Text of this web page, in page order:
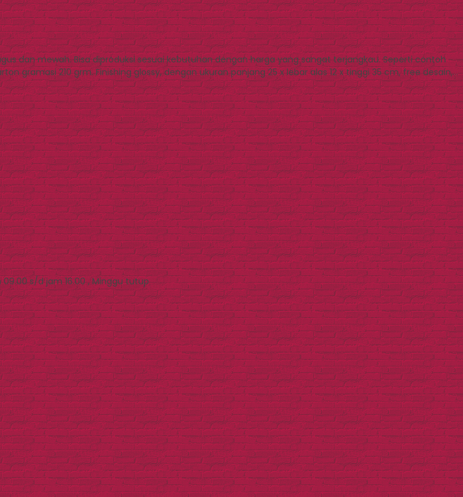
dan mewah. Bisa diproduksi sesuai kebutuhan dengan harga yang sangat terjangkau. Seperti contoh
gramasi 210 grm. Finishing glossy, dengan ukuran panjang 25 x lebar alas 12 x tinggi 35 cm, free desain,…
09.00 s/d jam 16.00 , Minggu tutup